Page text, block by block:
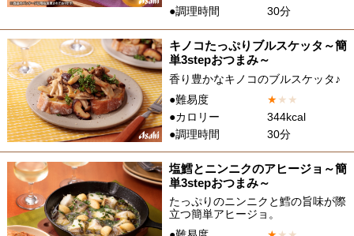
●調理時間
30分
キノコたっぷりブルスケッタ～簡
単3stepおつまみ～
香り豊かなキノコのブルスケッタ♪
●難易度
★★ ★
●カロリー
344kcal
●調理時間
30分
塩鱈とニンニクのアヒージョ～簡
単3stepおつまみ～
たっぷりのニンニクと鱈の旨味が際
立つ簡単アヒージョ。